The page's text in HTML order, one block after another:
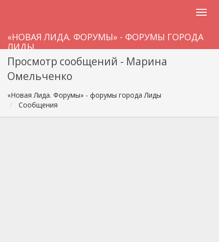
«НОВАЯ ЛИДА. ФОРУМЫ» - ФОРУМЫ ГОРОДА
ЛИДЫ
Просмотр сообщений - Марина
Омельченко
«Новая Лида. Форумы» - форумы города Лиды
Сообщения